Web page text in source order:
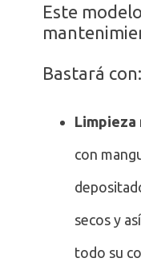
Este
Bastará con:
Limpieza
con
secos y
todo su